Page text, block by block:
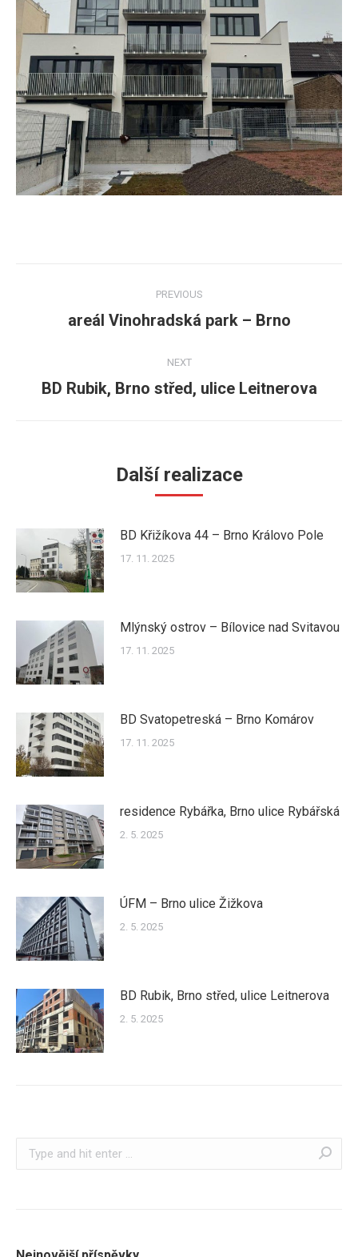
navigation
PREVIOUS
Previous
areál Vinohradská park – Brno
NEXT
Next
BD Rubik, Brno střed, ulice Leitnerova
Další realizace
BD Křižíkova 44 – Brno Královo Pole
17. 11. 2025
Mlýnský ostrov – Bílovice nad Svitavou
17. 11. 2025
BD Svatopetreská – Brno Komárov
17. 11. 2025
residence Rybářka, Brno ulice Rybářská
2. 5. 2025
ÚFM – Brno ulice Žižkova
2. 5. 2025
BD Rubik, Brno střed, ulice Leitnerova
2. 5. 2025
Search: